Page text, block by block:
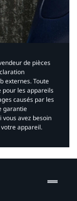
de pièces
externes. Toute
pour les appareils
causés par les
garantie
vous avez besoin
votre appareil.​